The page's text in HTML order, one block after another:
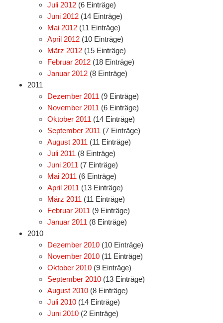
Juli 2012 (6 Einträge)
Juni 2012 (14 Einträge)
Mai 2012 (11 Einträge)
April 2012 (10 Einträge)
März 2012 (15 Einträge)
Februar 2012 (18 Einträge)
Januar 2012 (8 Einträge)
2011
Dezember 2011 (9 Einträge)
November 2011 (6 Einträge)
Oktober 2011 (14 Einträge)
September 2011 (7 Einträge)
August 2011 (11 Einträge)
Juli 2011 (8 Einträge)
Juni 2011 (7 Einträge)
Mai 2011 (6 Einträge)
April 2011 (13 Einträge)
März 2011 (11 Einträge)
Februar 2011 (9 Einträge)
Januar 2011 (8 Einträge)
2010
Dezember 2010 (10 Einträge)
November 2010 (11 Einträge)
Oktober 2010 (9 Einträge)
September 2010 (13 Einträge)
August 2010 (8 Einträge)
Juli 2010 (14 Einträge)
Juni 2010 (2 Einträge)